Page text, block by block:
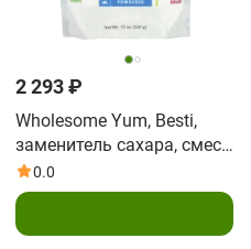
2 293 ₽
Wholesome Yum, Besti,
заменитель сахара, смесь
аллулозы из плодов
архата, 340 г (12 унций)
0.0